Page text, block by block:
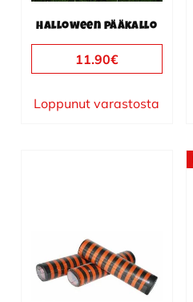
Halloween pääkallo
11.90€
Loppunut varastosta